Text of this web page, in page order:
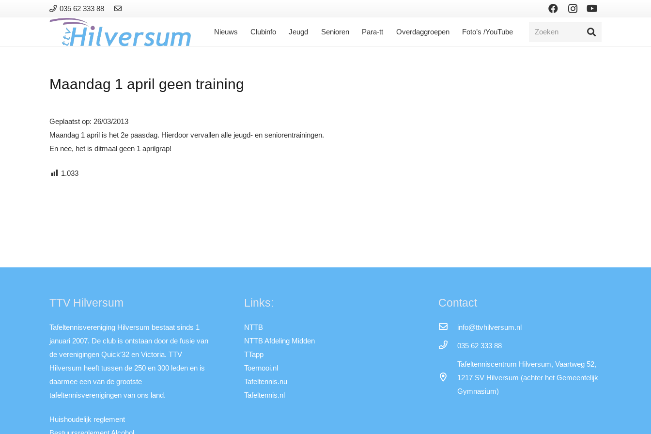
035 62 333 88
Nieuws Clubinfo Jeugd Senioren Para-tt Overdaggroepen Foto’s /YouTube
Maandag 1 april geen training
Geplaatst op: 26/03/2013
Maandag 1 april is het 2e paasdag. Hierdoor vervallen alle jeugd- en seniorentrainingen.
En nee, het is ditmaal geen 1 aprilgrap!
1.033
TTV Hilversum
Tafeltennisvereniging Hilversum bestaat sinds 1
januari 2007. De club is ontstaan door de fusie van
de verenigingen Quick’32 en Victoria. TTV
Hilversum heeft tussen de 250 en 300 leden en is
daarmee een van de grootste
tafeltennisverenigingen van ons land.
Huishoudelijk reglement
Links:
NTTB
NTTB Afdeling Midden
TTapp
Toernooi.nl
Tafeltennis.nu
Tafeltennis.nl
Contact
info@ttvhilversum.nl
035 62 333 88
Tafeltenniscentrum Hilversum, Vaartweg 52,
1217 SV Hilversum (achter het Gemeentelijk
Gymnasium)